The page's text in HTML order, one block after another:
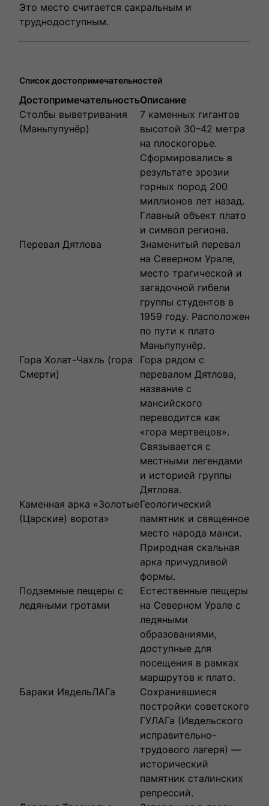
Это место считается сакральным и
труднодоступным.
Список достопримечательностей
ДостопримечательностьОписание
Столбы выветривания
(Маньпупунёр)
7 каменных гигантов
высотой 30–42 метра
на плоскогорье.
Сформировались в
результате эрозии
горных пород 200
миллионов лет назад.
Главный объект плато
и символ региона.
Перевал Дятлова
Знаменитый перевал
на Северном Урале,
место трагической и
загадочной гибели
группы студентов в
1959 году. Расположен
по пути к плато
Маньпупунёр.
Гора Холат-Чахль (гора
Смерти)
Гора рядом с
перевалом Дятлова,
название с
мансийского
переводится как
«гора мертвецов».
Связывается с
местными легендами
и историей группы
Дятлова.
Каменная арка «Золотые
(Царские) ворота»
Геологический
памятник и священное
место народа манси.
Природная скальная
арка причудливой
формы.
Подземные пещеры с
ледяными гротами
Естественные пещеры
на Северном Урале с
ледяными
образованиями,
доступные для
посещения в рамках
маршрутов к плато.
Бараки ИвдельЛАГа
Сохранившиеся
постройки советского
ГУЛАГа (Ивдельского
исправительно-
трудового лагеря) —
исторический
памятник сталинских
репрессий.